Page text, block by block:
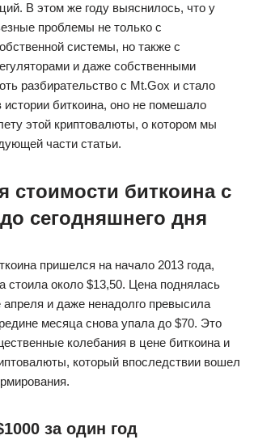
В этом же году выяснилось, что у
проблемы не только с
системы, но также с
и даже собственными
разбирательство с Mt.Gox и стало
истории биткоина, оно не помешало
этой криптовалюты, о котором мы
части статьи.
стоимости биткоина с
сегодняшнего дня
пришелся на начало 2013 года,
стоила около $13,50. Цена поднялась
и даже ненадолго превысила
месяца снова упала до $70. Это
колебания в цене биткоина и
который впоследствии вошел
за один год